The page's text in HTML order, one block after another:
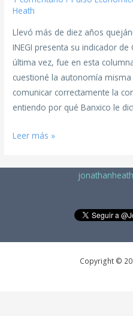
Heath
Llevó más de diez años
INEGI presenta su indicador
última vez, fue en esta
cuestioné la autonomía misma
comunicar correctamente la
entiendo por qué Banxico le
Leer más »
Copyright ©